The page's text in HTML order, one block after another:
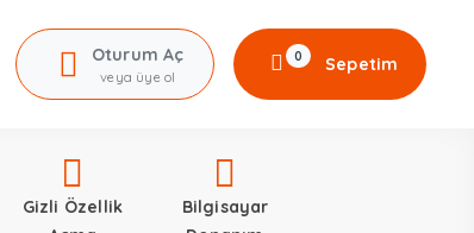
Oturum Aç
veya üye ol
0 Sepetim
Gizli Özellik
Bilgisayar